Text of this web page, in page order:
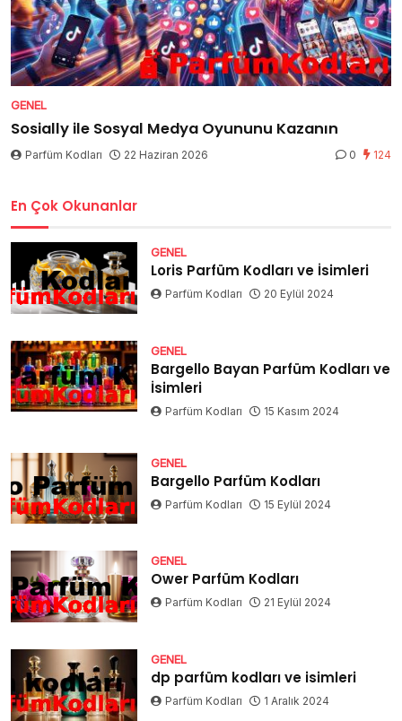
GENEL
Sosially ile Sosyal Medya Oyununu Kazanın
Parfüm Kodları 22 Haziran 2026 0 124
En Çok Okunanlar
GENEL
Loris Parfüm Kodları ve İsimleri
Parfüm Kodları 20 Eylül 2024
GENEL
Bargello Bayan Parfüm Kodları ve
İsimleri
Parfüm Kodları 15 Kasım 2024
GENEL
Bargello Parfüm Kodları
Parfüm Kodları 15 Eylül 2024
GENEL
Ower Parfüm Kodları
Parfüm Kodları 21 Eylül 2024
GENEL
dp parfüm kodları ve isimleri
Parfüm Kodları 1 Aralık 2024